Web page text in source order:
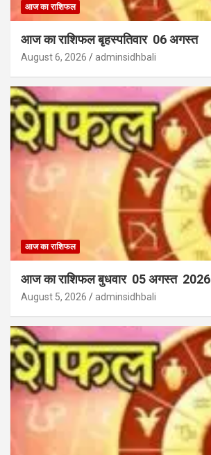
आज का राशिफल
आज का राशिफल बृहस्पतिवार 06 अगस्त
August 6, 2026 adminsidhbali
आज का राशिफल
आज का राशिफल बुधवार 05 अगस्त 2026
August 5, 2026 adminsidhbali